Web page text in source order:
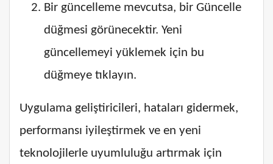
Bir güncelleme mevcutsa, bir Güncelle
düğmesi görünecektir. Yeni
güncellemeyi yüklemek için bu
düğmeye tıklayın.
Uygulama geliştiricileri, hataları gidermek,
performansı iyileştirmek ve en yeni
teknolojilerle uyumluluğu artırmak için